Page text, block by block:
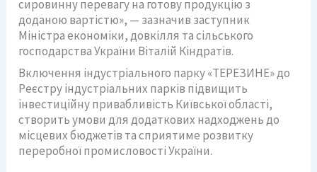
сировинну перевагу на готову продукцію з
доданою вартістю», — зазначив заступник
Міністра економіки, довкілля та сільського
господарства України Віталій Кіндратів.
Включення індустріального парку «ТЕРЕЗИНЕ» до
Реєстру індустріальних парків підвищить
інвестиційну привабливість Київської області,
створить умови для додаткових надходжень до
місцевих бюджетів та сприятиме розвитку
переробної промисловості України.